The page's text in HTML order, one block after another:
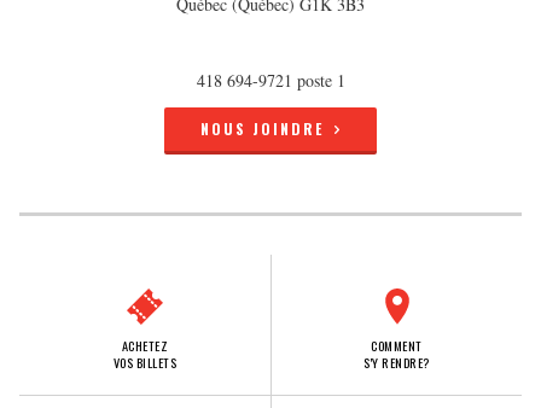
418 694-9721 poste 1
NOUS JOINDRE
ACHETEZ
VOS BILLETS
COMMENT
S'Y RENDRE?